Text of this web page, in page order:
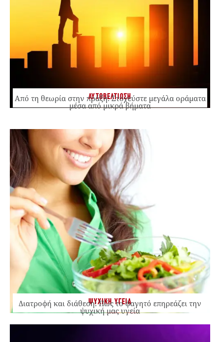
ΑΥΤΟΒΕΛΤΙΩΣΗ
Από τη θεωρία στην πράξη: Στοχεύστε μεγάλα οράματα
μέσα από μικρά βήματα
ΨΥΧΙΚΗ ΥΓΕΙΑ
Διατροφή και διάθεση: Πώς το φαγητό επηρεάζει την
ψυχική μας υγεία